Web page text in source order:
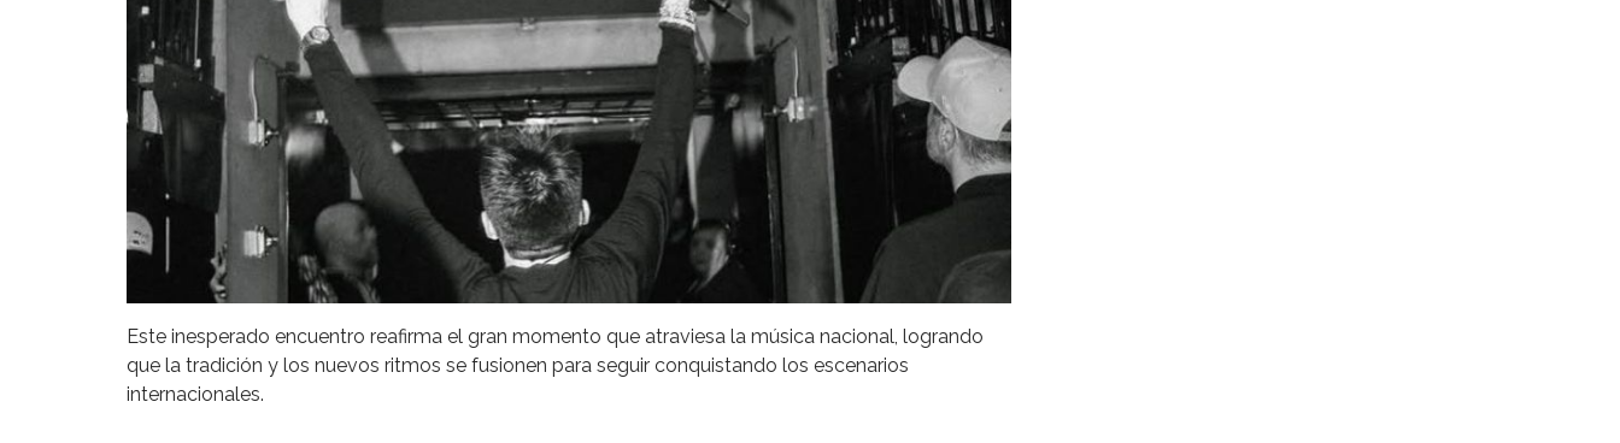
Este inesperado encuentro reafirma el gran momento que atraviesa la música nacional, logrando
que la tradición y los nuevos ritmos se fusionen para seguir conquistando los escenarios
internacionales.